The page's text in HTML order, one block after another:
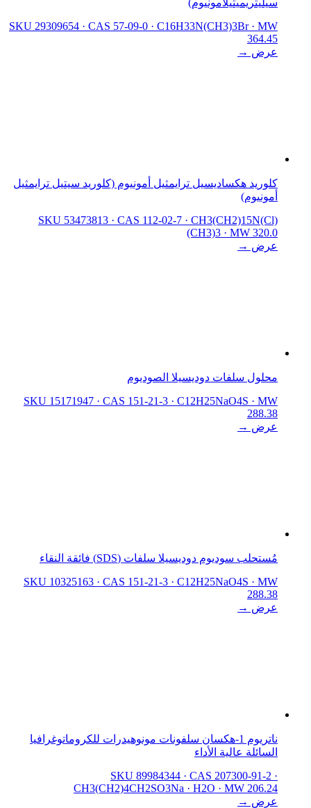
SKU 29309654 · CAS 57-09-0 · C16H33N(CH3)3Br · MW
364.45
عرض →
كلوريد هكساديسيل ترايمثيل أمونيوم (كلوريد سيتيل ترايمثيل
أمونيوم)
SKU 53473813 · CAS 112-02-7 · CH3(CH2)15N(Cl)
(CH3)3 · MW 320.0
عرض →
محلول سلفات دوديسيلا الصوديوم
SKU 15171947 · CAS 151-21-3 · C12H25NaO4S · MW
288.38
عرض →
مُستحلب سوديوم دوديسيلا سلفات (SDS) فائقة النقاء
SKU 10325163 · CAS 151-21-3 · C12H25NaO4S · MW
288.38
عرض →
ناتريوم 1-هكسان سلفونات مونوهيدرات للكروماتوغرافيا
السائلة عالية الأداء
SKU 89984344 · CAS 207300-91-2 ·
CH3(CH2)4CH2SO3Na · H2O · MW 206.24
عرض →